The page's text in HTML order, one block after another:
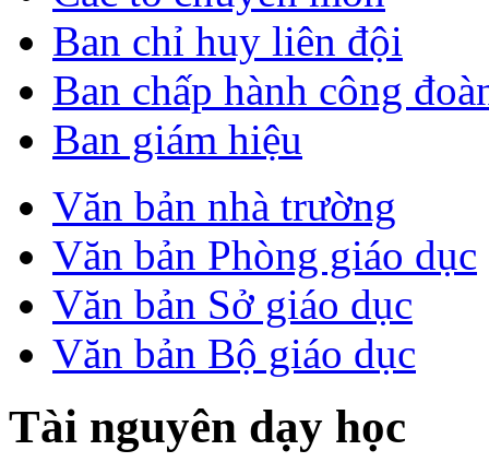
Ban chỉ huy liên đội
Ban chấp hành công
Ban giám hiệu
Văn bản nhà trường
Văn bản Phòng giáo dục
Văn bản Sở giáo dục
Văn bản Bộ giáo dục
Tài nguyên dạy học